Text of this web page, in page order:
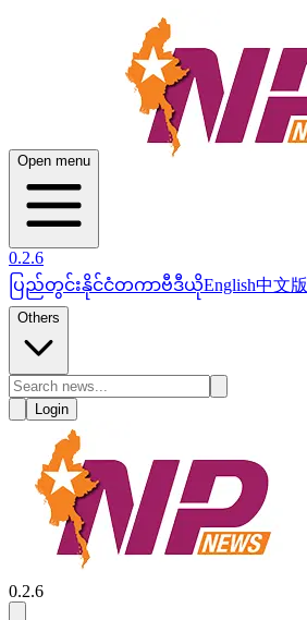
Open menu
0.2.6
ပြည်တွင်းနိုင်ငံတကာဗီဒီယိုEnglish中文版
Others
Login
0.2.6